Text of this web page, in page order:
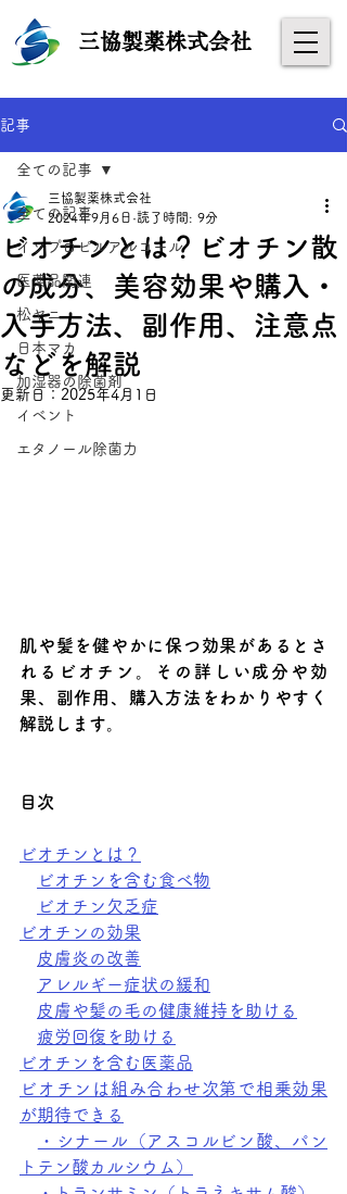
​三協製薬株式会社
記事
全ての記事
イソプロピルアルコール
医薬品関連
松ヤニ
日本マカ
加湿器の除菌剤
イベント
エタノール除菌力
全ての記事
ビオチンとは？ビオチン散
の成分、美容効果や購入・
入手方法、副作用、注意点
などを解説
三協製薬株式会社
2024年9月6日 読了時間: 9分
更新日： 2025年4月1日
肌や髪を健やかに保つ効果があるとさ
れるビオチン。その詳しい成分や効
果、副作用、購入方法をわかりやすく
解説します。
目次
ビオチンとは？
ビオチンを含む食べ物
ビオチン欠乏症
ビオチンの効果
皮膚炎の改善
アレルギー症状の緩和
皮膚や髪の毛の健康維持を助ける
疲労回復を助ける
ビオチンを含む医薬品
ビオチンは組み合わせ次第で相乗効果
が期待できる
・シナール（アスコルビン酸、パン
トテン酸カルシウム）